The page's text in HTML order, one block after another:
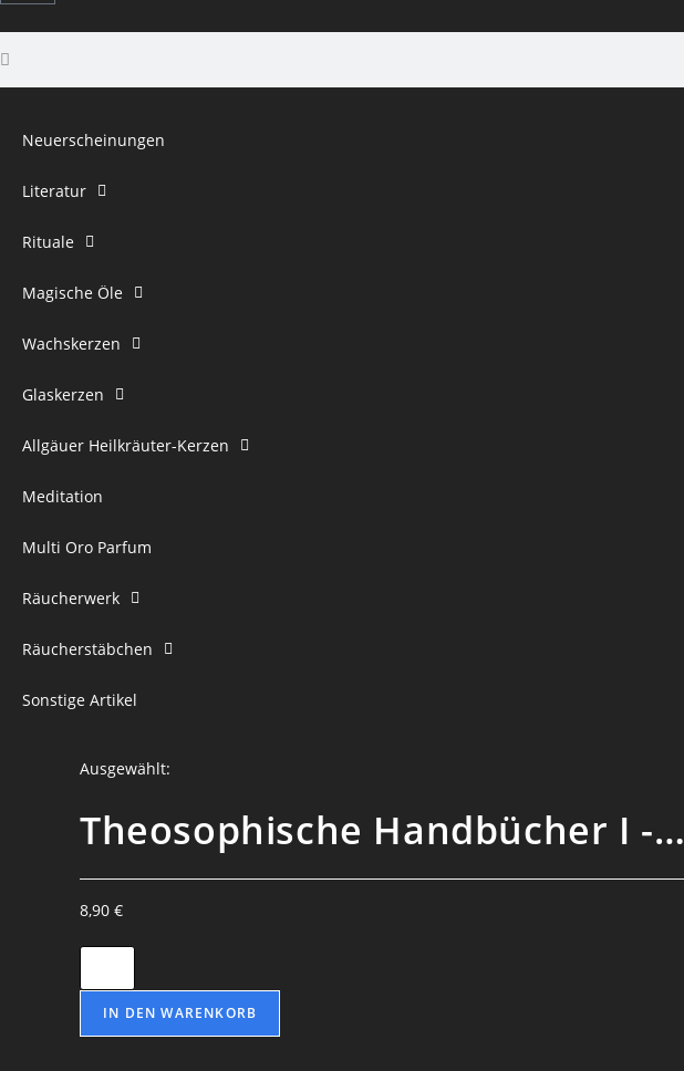
Neuerscheinungen
Literatur
Rituale
Magische Öle
Wachskerzen
Glaskerzen
Allgäuer Heilkräuter-Kerzen
Meditation
Multi Oro Parfum
Räucherwerk
Räucherstäbchen
Sonstige Artikel
Ausgewählt:
Theosophische Handbücher I -…
8,90 €
IN DEN WARENKORB